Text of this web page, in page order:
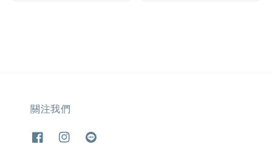
關注我們